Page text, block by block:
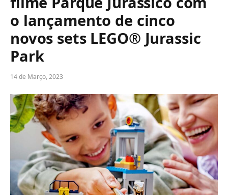
o lançamento de cinco
novos sets LEGO® Jurassic
Park
14 de Março, 2023